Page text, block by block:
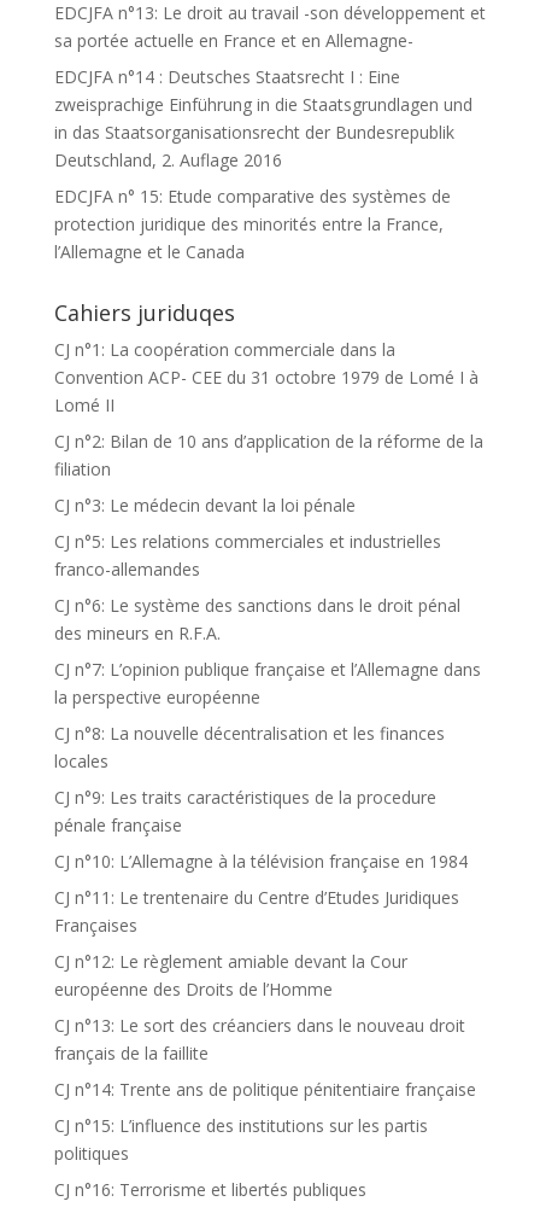
EDCJFA n°13: Le droit au travail -son développement et
sa portée actuelle en France et en Allemagne-
EDCJFA n°14 : Deutsches Staatsrecht I : Eine
zweisprachige Einführung in die Staatsgrundlagen und
in das Staatsorganisationsrecht der Bundesrepublik
Deutschland, 2. Auflage 2016
EDCJFA n° 15: Etude comparative des systèmes de
protection juridique des minorités entre la France,
l’Allemagne et le Canada
Cahiers juriduqes
CJ n°1: La coopération commerciale dans la
Convention ACP- CEE du 31 octobre 1979 de Lomé I à
Lomé II
CJ n°2: Bilan de 10 ans d’application de la réforme de la
filiation
CJ n°3: Le médecin devant la loi pénale
CJ n°5: Les relations commerciales et industrielles
franco-allemandes
CJ n°6: Le système des sanctions dans le droit pénal
des mineurs en R.F.A.
CJ n°7: L’opinion publique française et l’Allemagne dans
la perspective européenne
CJ n°8: La nouvelle décentralisation et les finances
locales
CJ n°9: Les traits caractéristiques de la procedure
pénale française
CJ n°10: L’Allemagne à la télévision française en 1984
CJ n°11: Le trentenaire du Centre d’Etudes Juridiques
Françaises
CJ n°12: Le règlement amiable devant la Cour
européenne des Droits de l’Homme
CJ n°13: Le sort des créanciers dans le nouveau droit
français de la faillite
CJ n°14: Trente ans de politique pénitentiaire française
CJ n°15: L’influence des institutions sur les partis
politiques
CJ n°16: Terrorisme et libertés publiques